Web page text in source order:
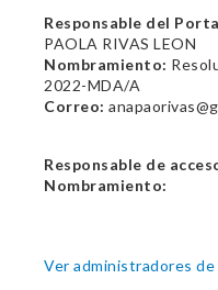
Responsable del
PAOLA RIVAS LEON
Nombramiento:
2022-MDA/A
Correo:
Responsable de
Nombramiento:
Ver administradores de